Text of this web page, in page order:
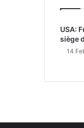
USA:
siège
14